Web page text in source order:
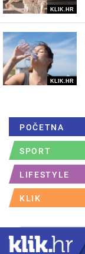
KLIK.HR
KLIK.HR
POČETNA
SPORT
LIFESTYLE
KLIK